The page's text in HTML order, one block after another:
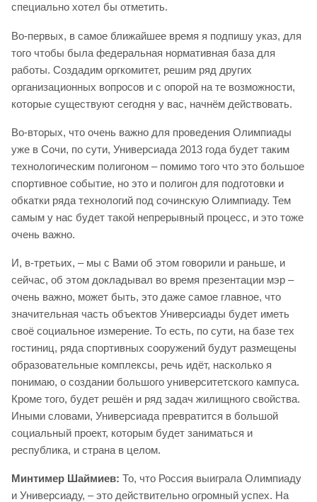
специально хотел бы отметить.
Во-первых, в самое ближайшее время я подпишу указ, для
того чтобы была федеральная нормативная база для
работы. Создадим оргкомитет, решим ряд других
организационных вопросов и с опорой на те возможности,
которые существуют сегодня у вас, начнём действовать.
Во-вторых, что очень важно для проведения Олимпиады
уже в Сочи, по сути, Универсиада 2013 года будет таким
технологическим полигоном – помимо того что это большое
спортивное событие, но это и полигон для подготовки и
обкатки ряда технологий под сочинскую Олимпиаду. Тем
самым у нас будет такой непрерывный процесс, и это тоже
очень важно.
И, в-третьих, – мы с Вами об этом говорили и раньше, и
сейчас, об этом докладывал во время презентации мэр –
очень важно, может быть, это даже самое главное, что
значительная часть объектов Универсиады будет иметь
своё социальное измерение. То есть, по сути, на базе тех
гостиниц, ряда спортивных сооружений будут размещены
образовательные комплексы, речь идёт, насколько я
понимаю, о создании большого университетского кампуса.
Кроме того, будет решён и ряд задач жилищного свойства.
Иными словами, Универсиада превратится в большой
социальный проект, которым будет заниматься и
республика, и страна в целом.
Минтимер Шаймиев: То, что Россия выиграла Олимпиаду
и Универсиаду, – это действительно огромный успех. На